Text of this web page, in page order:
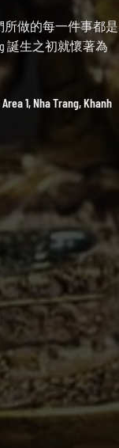
所做的每一件事都是
誕生之初就懷著為
1, Nha Trang, Khanh